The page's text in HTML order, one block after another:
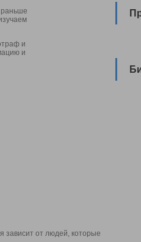
раньше
и
и
зависит от людей, которые